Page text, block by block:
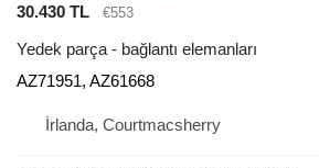
30.430 TL €553
Yedek parça - bağlantı elemanları
AZ71951, AZ61668
İrlanda, Courtmacsherry